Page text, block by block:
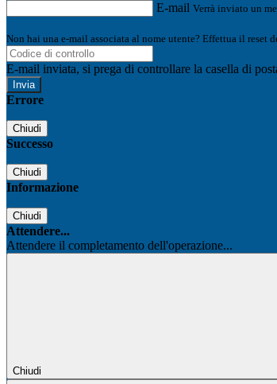
E-mail Verrà inviato un
Non hai una e-mail associata al nome utente? Effettua il reset
E-mail inviata, si prega di controllare la casella di
Errore
Chiudi
Successo
Chiudi
Informazione
Chiudi
Attendere...
Attendere il completamento dell'operazione...
Chiudi